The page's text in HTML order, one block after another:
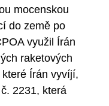
mocenskou
do země po
využil Írán
raketových
Írán vyvíjí,
2231, která